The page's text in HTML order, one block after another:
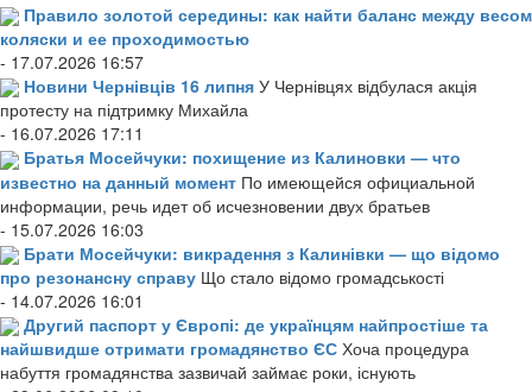
Правило золотой середины: как найти баланс между весом
коляски и ее проходимостью
- 17.07.2026 16:57
Новини Чернівців 16 липня У Чернівцях відбулася акція
протесту на підтримку Михайла
- 16.07.2026 17:11
Братья Мосейчуки: похищение из Калиновки — что
известно на данный момент По имеющейся официальной
информации, речь идет об исчезновении двух братьев
- 15.07.2026 16:03
Брати Мосейчуки: викрадення з Калинівки — що відомо
про резонансну справу Що стало відомо громадськості
- 14.07.2026 16:01
Другий паспорт у Європі: де українцям найпростіше та
найшвидше отримати громадянство ЄС Хоча процедура
набуття громадянства зазвичай займає роки, існують